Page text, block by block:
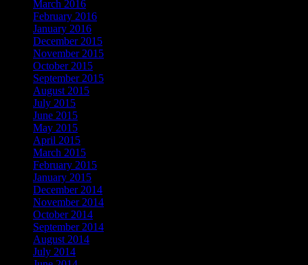
March 2016
February 2016
January 2016
December 2015
November 2015
October 2015
September 2015
August 2015
July 2015
June 2015
May 2015
April 2015
March 2015
February 2015
January 2015
December 2014
November 2014
October 2014
September 2014
August 2014
July 2014